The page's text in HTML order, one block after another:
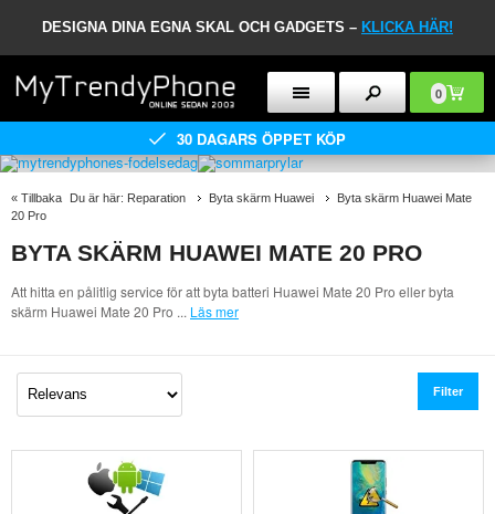
DESIGNA DINA EGNA SKAL OCH GADGETS – KLICKA HÄR!
0
30 DAGARS ÖPPET KÖP
« Tillbaka Du är här: Reparation Byta skärm Huawei
Byta skärm Huawei Mate
20 Pro
BYTA SKÄRM HUAWEI MATE 20 PRO
Att hitta en pålitlig service för att byta batteri Huawei Mate 20 Pro eller byta
skärm Huawei Mate 20 Pro ... Läs mer
Filter